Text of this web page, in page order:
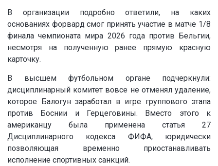
В организации подробно ответили, на каких
основаниях форвард смог принять участие в матче 1/8
финала чемпионата мира 2026 года против Бельгии,
несмотря на полученную ранее прямую красную
карточку.
В высшем футбольном органе подчеркнули:
дисциплинарный комитет вовсе не отменял удаление,
которое Балогун заработал в игре группового этапа
против Боснии и Герцеговины. Вместо этого к
американцу была применена статья 27
Дисциплинарного кодекса ФИФА, юридически
позволяющая временно приостанавливать
исполнение спортивных санкций.